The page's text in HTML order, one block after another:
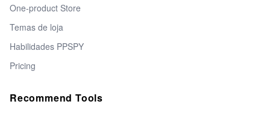
One-product Store
Temas de loja
Habilidades PPSPY
Pricing
Recommend Tools